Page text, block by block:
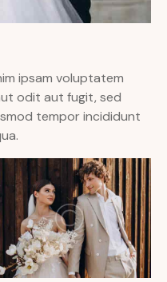
ipsam voluptatem
odit aut fugit, sed
tempor incididunt